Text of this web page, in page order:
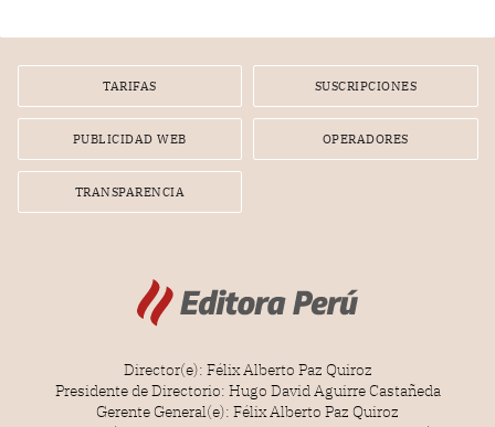
por la frustrada realización de un meet and greet con
TARIFAS SUSCRIPCIONES
PUBLICIDAD WEB OPERADORES
TRANSPARENCIA
Director(e): Félix Alberto Paz Quiroz
Presidente de Directorio: Hugo David Aguirre Castañeda
Gerente General(e): Félix Alberto Paz Quiroz